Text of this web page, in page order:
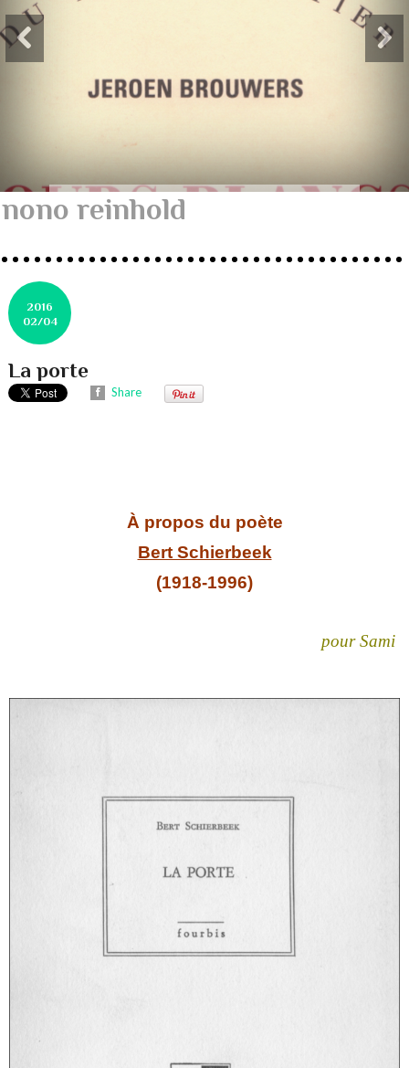
nono reinhold
2016
02/04
La porte
Share
À propos du poète
Bert Schierbeek
(1918-1996)
pour Sami